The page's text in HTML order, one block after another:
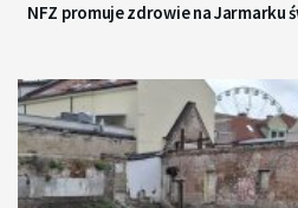
NFZ promuje zdrowie na Jarmarku